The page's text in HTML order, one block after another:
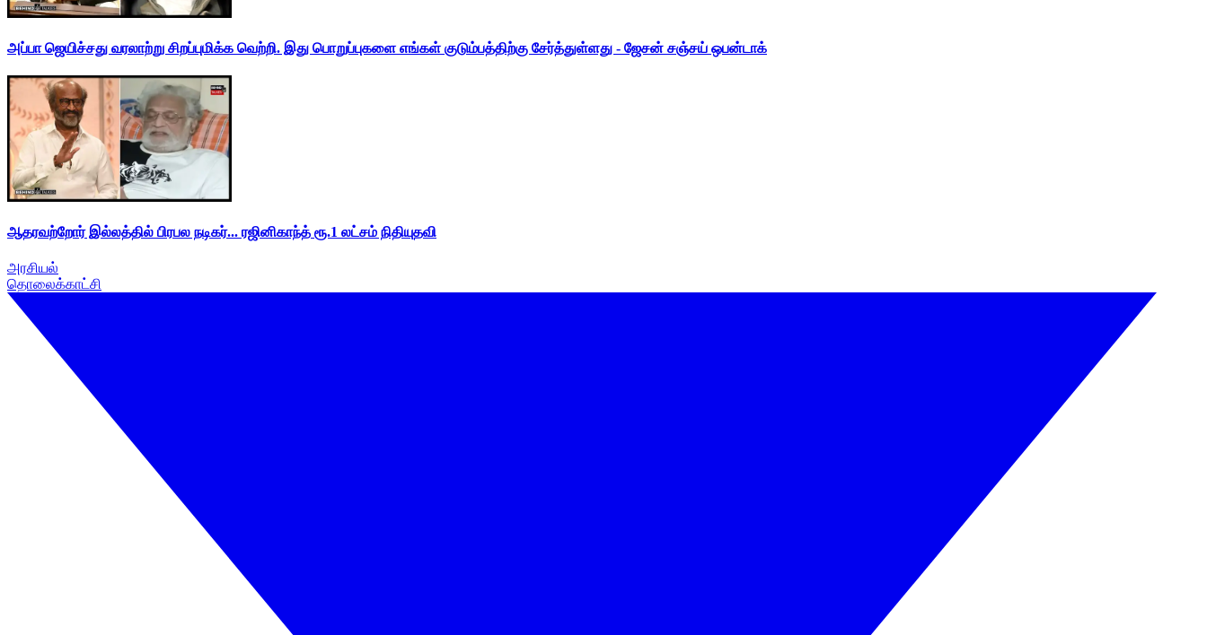
அப்பா ஜெயிச்சது வரலாற்று சிறப்புமிக்க வெற்றி. இது பொறுப்புகளை எங்கள் குடும்பத்திற்கு சேர்த்துள்ளது - ஜேசன் சஞ்சய் ஒபன்டாக்
ஆதரவற்றோர் இல்லத்தில் பிரபல நடிகர்... ரஜினிகாந்த் ரூ.1 லட்சம் நிதியுதவி
அரசியல்
தொலைக்காட்சி